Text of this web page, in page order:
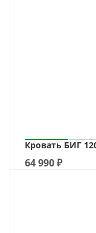
Кровать БИГ
64 990₽